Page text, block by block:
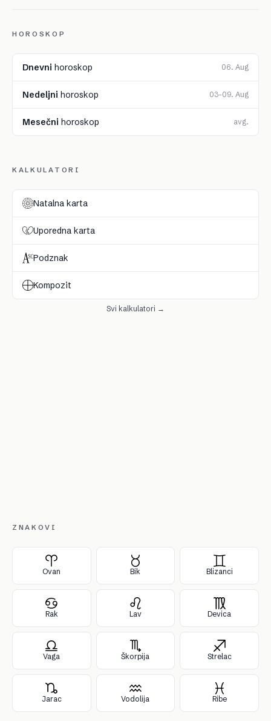
HOROSKOP
Dnevni horoskop 06. Aug
Nedeljni horoskop 03–09. Aug
Mesečni horoskop avg.
KALKULATORI
Natalna karta
Uporedna karta
Podznak
Kompozit
Svi kalkulatori →
ZNAKOVI
Ovan Bik Blizanci
Rak Lav Devica
Vaga Škorpija Strelac
Jarac Vodolija Ribe